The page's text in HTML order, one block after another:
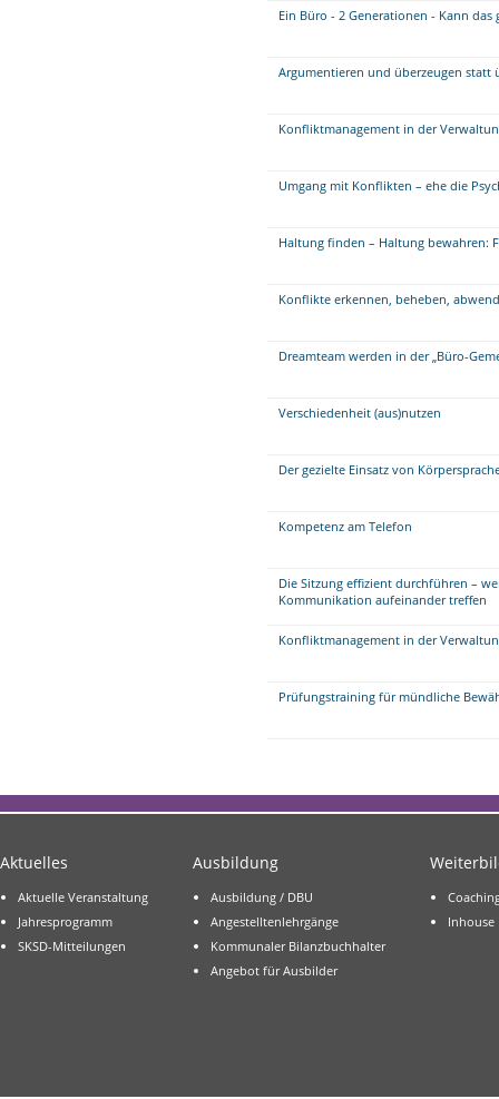
Ein Büro - 2 Generationen - Kann das
Argumentieren und überzeugen statt
Konfliktmanagement in der
Umgang mit Konflikten – ehe die
Haltung finden – Haltung bewahren:
Konflikte erkennen, beheben,
Dreamteam werden in der „Büro-
Verschiedenheit (aus)nutzen
Der gezielte Einsatz von
Kompetenz am Telefon
Die Sitzung effizient durchführen –
Kommunikation aufeinander treffen
Konfliktmanagement in der
Prüfungstraining für mündliche
Aktuelles
Aktuelle Veranstaltung
Jahresprogramm
SKSD-Mitteilungen
Ausbildung
Ausbildung / DBU
Angestelltenlehrgänge
Kommunaler Bilanzbuchhalter
Angebot für Ausbilder
Inhouse